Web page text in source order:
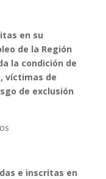
en su
de la Región
la condición de
víctimas de
de exclusión
e inscritas en